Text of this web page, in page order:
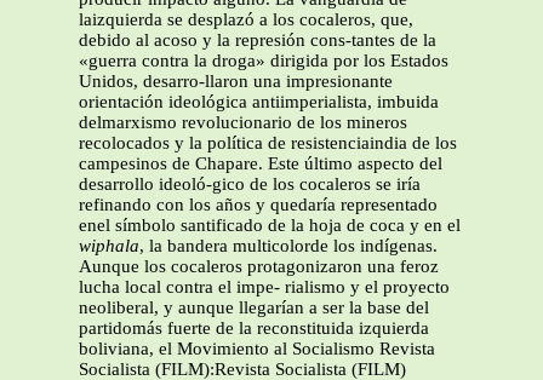
laizquierda se desplazó a los cocaleros, que,
debido al acoso y la represión cons-tantes de la
«guerra contra la droga» dirigida por los Estados
Unidos, desarro-llaron una impresionante
orientación ideológica antiimperialista, imbuida
delmarxismo revolucionario de los mineros
recolocados y la política de resistenciaindia de los
campesinos de Chapare. Este último aspecto del
desarrollo ideoló-gico de los cocaleros se iría
refinando con los años y quedaría representado
enel símbolo santificado de la hoja de coca y en el
wiphala, la bandera multicolorde los indígenas.
Aunque los cocaleros protagonizaron una feroz
lucha local contra el impe- rialismo y el proyecto
neoliberal, y aunque llegarían a ser la base del
partidomás fuerte de la reconstituida izquierda
boliviana, el Movimiento al Socialismo Revista
Socialista (FILM):Revista Socialista (FILM)